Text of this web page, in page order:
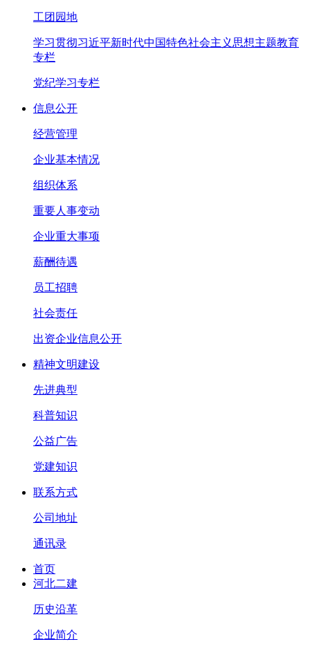
工团园地
学习贯彻习近平新时代中国特色社会主义思想主题教育
专栏
党纪学习专栏
信息公开
经营管理
企业基本情况
组织体系
重要人事变动
企业重大事项
薪酬待遇
员工招聘
社会责任
出资企业信息公开
精神文明建设
先进典型
科普知识
公益广告
党建知识
联系方式
公司地址
通讯录
首页
河北二建
历史沿革
企业简介